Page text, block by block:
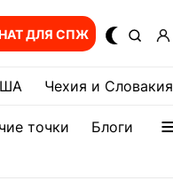
ДЛЯ СПЖ
Чехия и Словакия
точки Блоги